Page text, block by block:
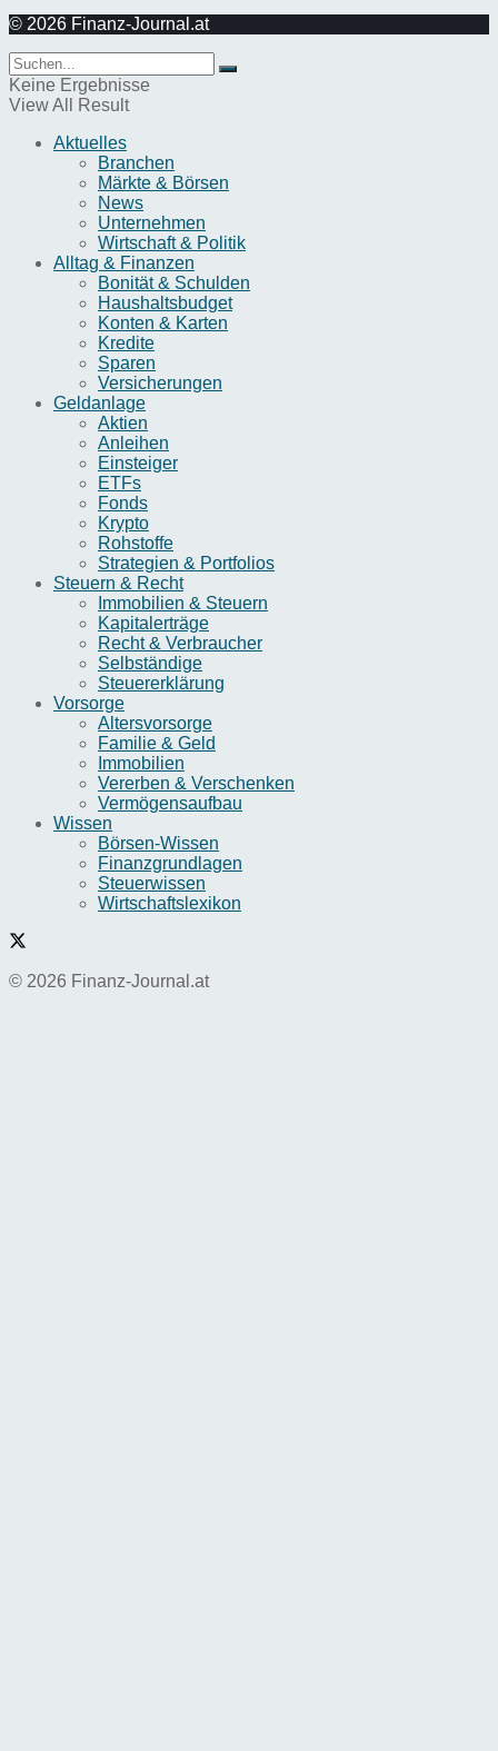
© 2026 Finanz-Journal.at
Keine Ergebnisse
View All Result
Aktuelles
Branchen
Märkte & Börsen
News
Unternehmen
Wirtschaft & Politik
Alltag & Finanzen
Bonität & Schulden
Haushaltsbudget
Konten & Karten
Kredite
Sparen
Versicherungen
Geldanlage
Aktien
Anleihen
Einsteiger
ETFs
Fonds
Krypto
Rohstoffe
Strategien & Portfolios
Steuern & Recht
Immobilien & Steuern
Kapitalerträge
Recht & Verbraucher
Selbständige
Steuererklärung
Vorsorge
Altersvorsorge
Familie & Geld
Immobilien
Vererben & Verschenken
Vermögensaufbau
Wissen
Börsen-Wissen
Finanzgrundlagen
Steuerwissen
Wirtschaftslexikon
© 2026 Finanz-Journal.at